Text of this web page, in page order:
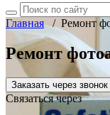
Главная/ Ремонт
Ремонт
Заказать через звонок
Связаться через